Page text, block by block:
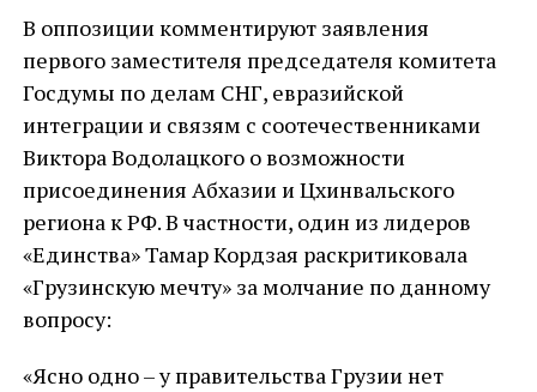
В оппозиции комментируют заявления
первого заместителя председателя комитета
Госдумы по делам СНГ, евразийской
интеграции и связям с соотечественниками
Виктора Водолацкого о возможности
присоединения Абхазии и Цхинвальского
региона к РФ. В частности, один из лидеров
«Единства» Тамар Кордзая раскритиковала
«Грузинскую мечту» за молчание по данному
вопросу:
«Ясно одно – у правительства Грузии нет